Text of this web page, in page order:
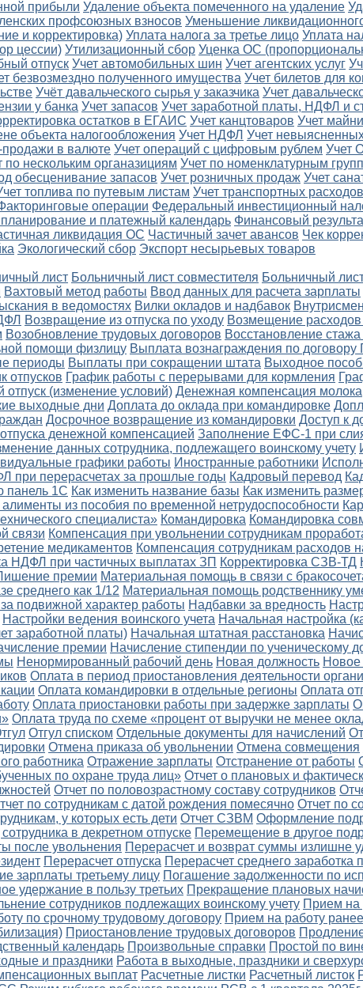
прибыли Удаление объекта помеченного на удаление
профсоюзных взносов Уменьшение
и корректировка) Уплата налога за третье лицо Уплата
цессии) Утилизационный сбор Уценка ОС
отпуск Учет автомобильных шин Учет агентских услуг
безвозмездно полученного имущества Учет билетов для
Учёт давальческого сырья у заказчика Учет
у банка Учет запасов Учет заработной платы, НДФЛ и
остатков в ЕГАИС Учет канцтоваров Учет
объекта налогообложения Учет НДФЛ Учет
продажи в валюте Учет операций с цифровым рублем Учет
по нескольким органазициям Учет по номенклатурным
обесценивание запасов Учет розничных продаж Учет
топлива по путевым листам Учет транспортных расходов
операции Федеральный инвестиционный
и платежный календарь Финансовый
ликвидация ОС Частичный зачет авансов Чек
Экологический сбор Экспорт несырьевых товаров
лист Больничный лист совместителя Больничный
Вахтовый метод работы Ввод данных для расчета зарплаты
в ведомостях Вилки окладов и надбавок
Возвращение из отпуска по уходу Возмещение расходов
Возобновление трудовых договоров Восстановление
помощи физлицу Выплата вознаграждения по договору
периоды Выплаты при сокращении штата Выходное
отпусков График работы с перерывами для кормления
отпуск (изменение условий) Денежная компенсация молока
выходные дни Доплата до оклада при командировке
Досрочное возвращение из командировки Доступ к
денежной компенсацией Заполнение ЕФС-1 при
данных сотрудника, подлежащего воинскому учету
графики работы Иностранные работники
при перерасчетах за прошлые годы Кадровый перевод
панель 1С Как изменить название базы Как изменить
алименты из пособия по временной нетрудоспособности
специалиста» Командировка Командировка
связи Компенсация при увольнении сотрудникам
медикаментов Компенсация сотрудникам расходов
НДФЛ при частичных выплатах ЗП Корректировка СЗВ-ТД
премии Материальная помощь в связи с
среднего как 1/12 Материальная помощь родственнику
подвижной характер работы Надбавки за вредность
Настройки ведения воинского учета Начальная настройка
заработной платы) Начальная штатная расстановка
премии Начисление стипендии по ученическому
Ненормированный рабочий день Новая должность Новое
Оплата в период приостановления деятельности
Оплата командировки в отдельные регионы Оплата
Оплата приостановки работы при задержке зарплаты
Оплата труда по схеме «процент от выручки не менее
Отгул списком Отдельные документы для начислений
Отмена приказа об увольнении Отмена совмещения
работника Отражение зарплаты Отстранение от работы
по охране труда лиц» Отчет о плановых и
Отчет по половозрастному составу сотрудников
по сотрудникам с датой рождения помесячно Отчет по
у которых есть дети Отчет СЗВМ Оформление
в декретном отпуске Перемещение в другое
после увольнения Перерасчет и возврат суммы излишне
Перерасчет отпуска Перерасчет среднего заработка
зарплаты третьему лицу Погашение задолженности по
удержание в пользу третьих Прекращение плановых
сотрудников подлежащих воинскому учету Прием на
по срочному трудовому договору Прием на работу
Приостановление трудовых договоров
календарь Произвольные справки Простой по
и праздники Работа в выходные, праздники и
выплат Расчетные листки Расчетный листок